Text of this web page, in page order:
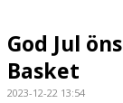
KALENDER
MATCHER
God Jul
Basket
2023-12-22 13:54